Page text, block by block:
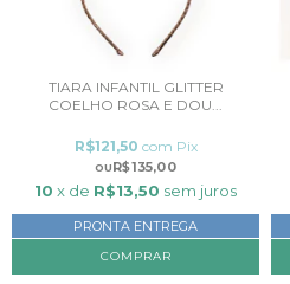
TIARA INFANTIL GLITTER
COELHO ROSA E DOU...
R$135,00
R$121,50 com Pix
10 x de R$13,50 sem juros
PRONTA ENTREGA